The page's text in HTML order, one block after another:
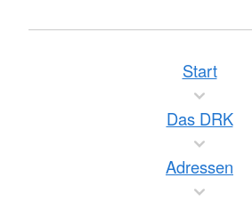
Start
Das DRK
Adressen